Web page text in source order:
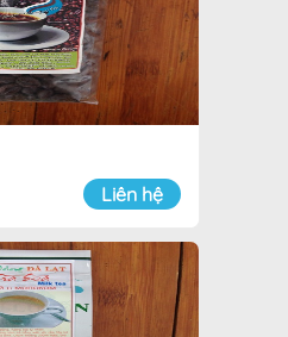
Liên hệ